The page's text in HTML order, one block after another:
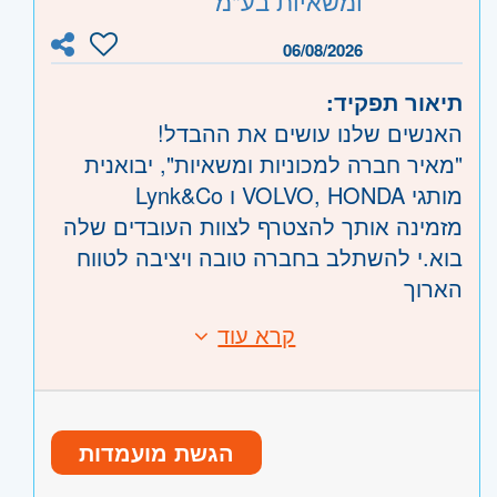
משפחתי ותומך
משרה מלאה, א-ה, 06:30-16:30
זמינות לשעות נוספות במידת הצורך
קוד משרה:JB-00164
אזור:
- פתח תקווה, רמת גן וגבעתיים,
בקעת אונו וגבעת שמואל, שוהם
שרון- רעננה, כפר סבא והוד השרון, ראש
העין
06/08/2026
תיאור תפקיד:
האנשים שלנו עושים את ההבדל!
"מאיר חברה למכוניות ומשאיות", יבואנית
מותגי VOLVO, HONDA ו Lynk&Co
מזמינה אותך להצטרף לצוות העובדים שלה
בוא.י להשתלב בחברה טובה ויציבה לטווח
הארוך
התפקיד כולל קבלת קונטיינרים עם חלקי
העגורן ופריקתם באמצעות מלגזה, עבודת
נכונות לעבודה מאומצת במגרש פתוח
רישיון מלגזה – יתרון משמעותי
קרא עוד
הגשת מועמדות